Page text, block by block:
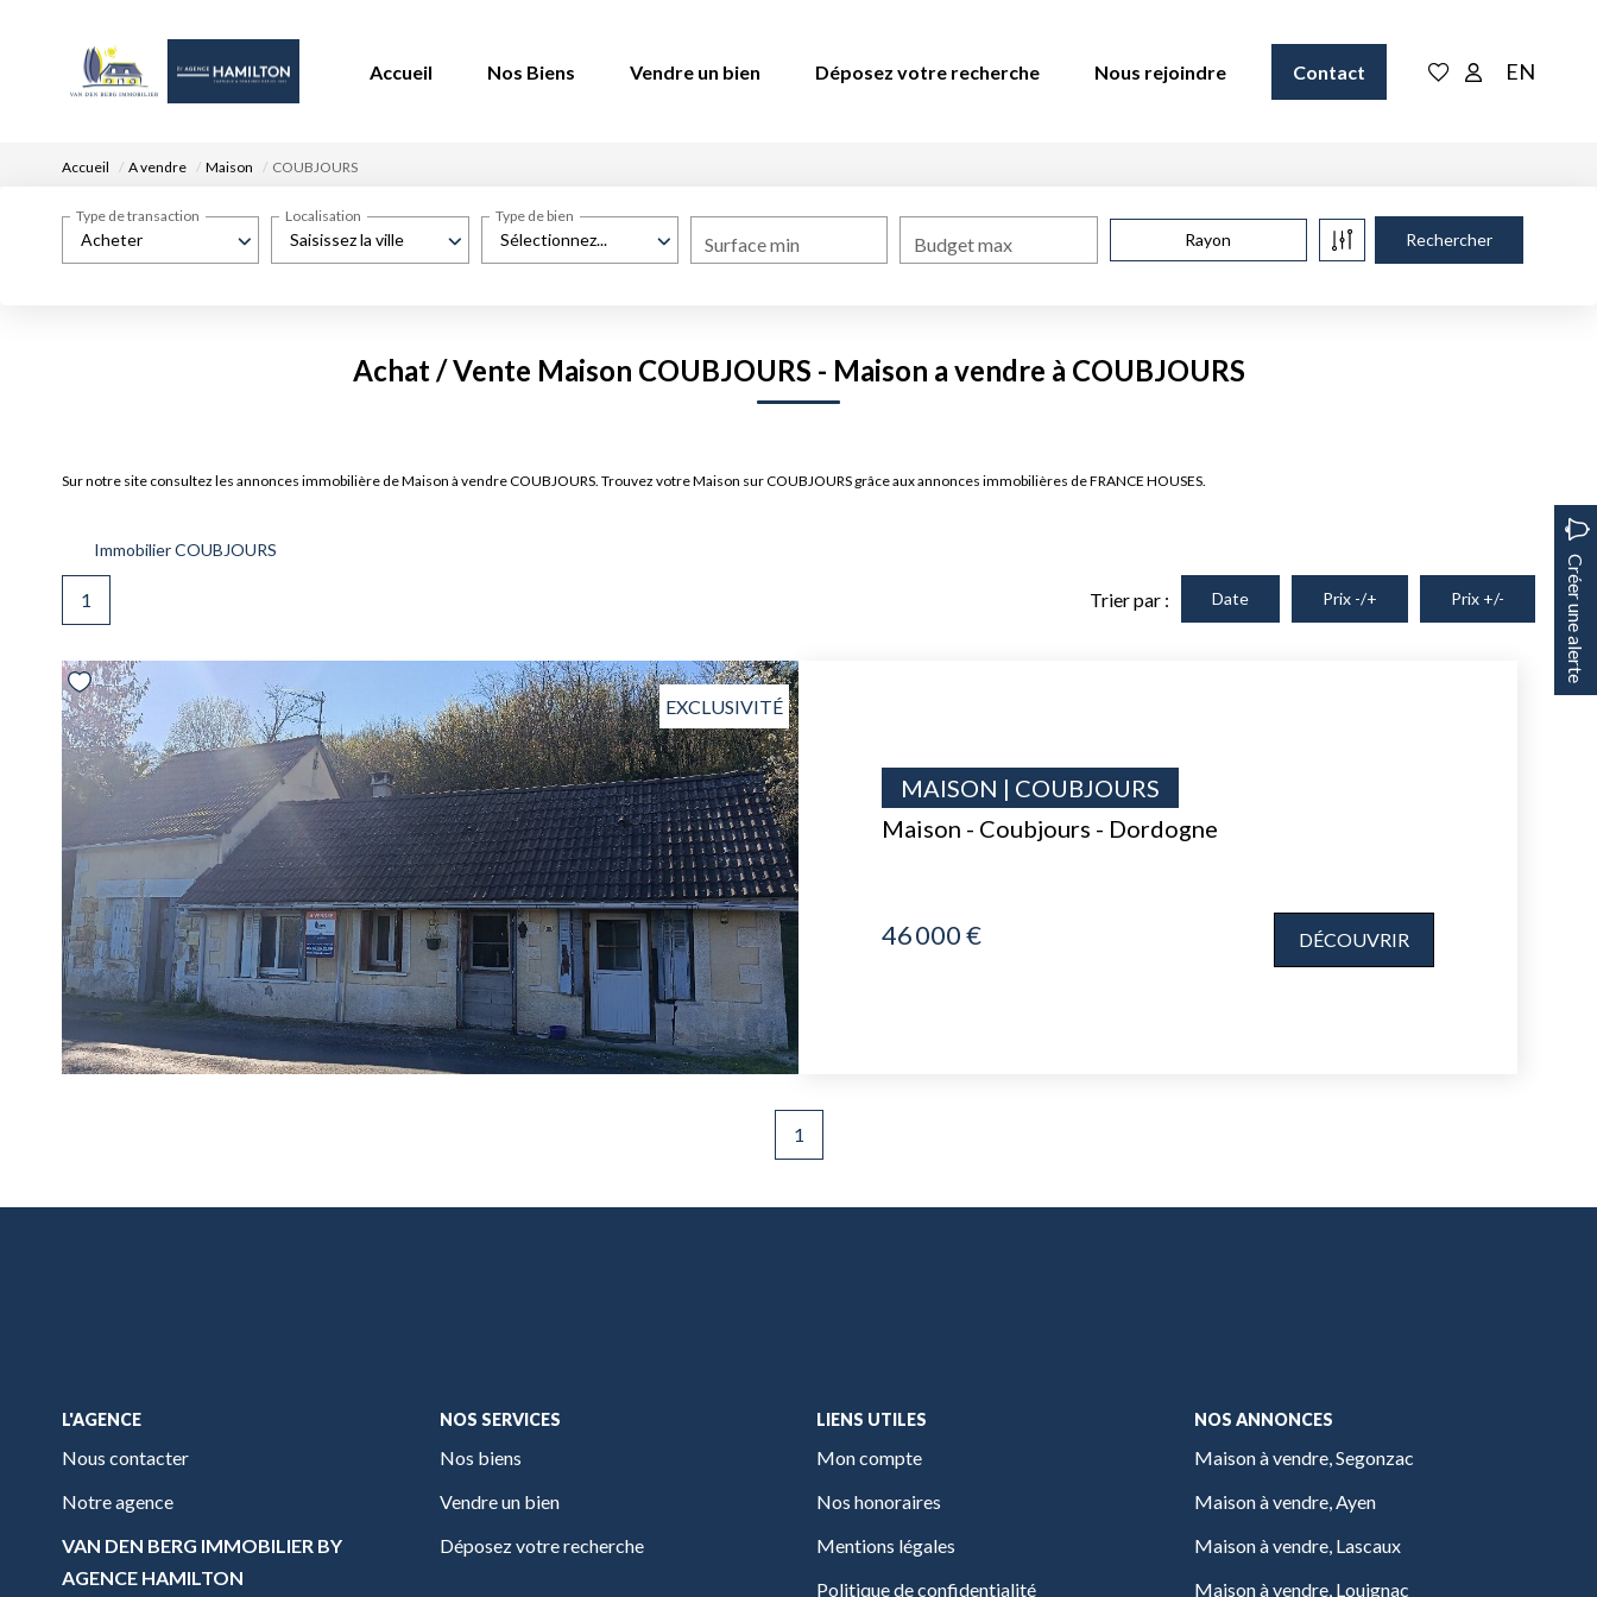
Accueil Nos Biens Vendre un bien Déposez votre recherche Nous rejoindre Contact EN
Accueil A vendre Maison COUBJOURS
Acheter
Type de transaction
Saisissez la ville
Localisation
Sélectionnez...
Type de bien
Surface min Budget max Rayon
Achat / Vente Maison COUBJOURS - Maison a vendre à COUBJOURS
Sur notre site consultez les annonces immobilière de Maison à vendre COUBJOURS. Trouvez votre Maison sur COUBJOURS grâce aux annonces immobilières de FRANCE HOUSES.
Immobilier COUBJOURS
Créer une alerte
1 Trier par : Date Prix -/+ Prix +/-
EXCLUSIVITÉ
Maison - Coubjours - Dordogne
MAISON | COUBJOURS
46 000 € DÉCOUVRIR
1
L'AGENCE
Nous contacter
Notre agence
VAN DEN BERG IMMOBILIER BY
AGENCE HAMILTON
NOS SERVICES
Nos biens
Vendre un bien
Déposez votre recherche
LIENS UTILES
Mon compte
Nos honoraires
Mentions légales
Politique de confidentialité
NOS ANNONCES
Maison à vendre, Segonzac
Maison à vendre, Ayen
Maison à vendre, Lascaux
Maison à vendre, Louignac